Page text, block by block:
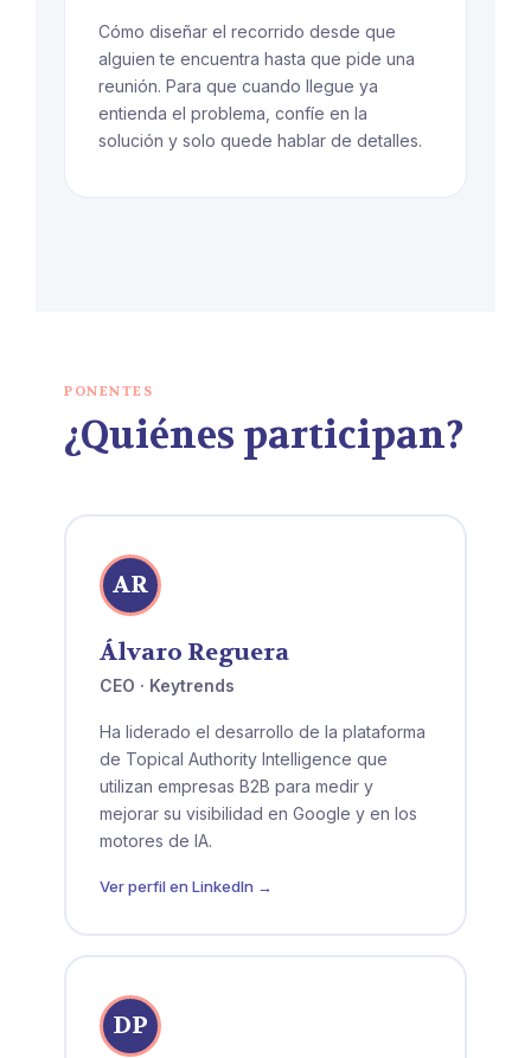
Cómo diseñar el recorrido desde que
alguien te encuentra hasta que pide una
reunión. Para que cuando llegue ya
entienda el problema, confíe en la
solución y solo quede hablar de detalles.
PONENTES
¿Quiénes participan?
AR
Álvaro Reguera
CEO · Keytrends
Ha liderado el desarrollo de la plataforma
de Topical Authority Intelligence que
utilizan empresas B2B para medir y
mejorar su visibilidad en Google y en los
motores de IA.
Ver perfil en LinkedIn →
DP